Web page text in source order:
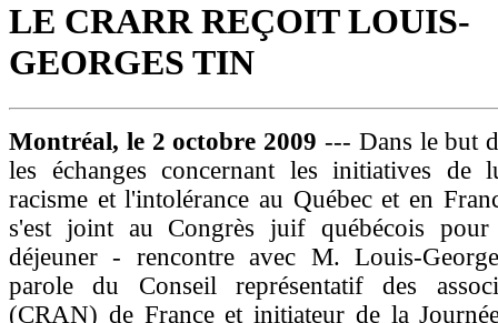
LE CRARR REÇOIT LOUIS-
GEORGES TIN
Montréal, le 2 octobre 2009 --- Dans le but
les échanges concernant les initiatives de
racisme et l'intolérance au Québec et en
s'est joint au Congrès juif québécois pour
déjeuner - rencontre avec M. Louis-
parole du Conseil représentatif des
(CRAN) de France et initiateur de la